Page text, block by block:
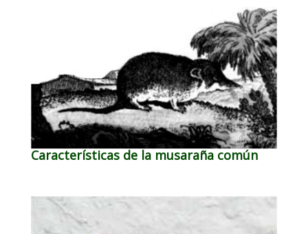
Características de la musaraña común